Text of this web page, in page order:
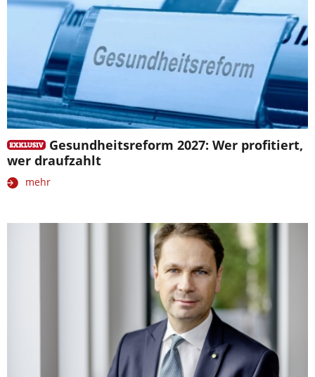
Gesundheitsreform 2027: Wer profitiert,
wer draufzahlt
mehr